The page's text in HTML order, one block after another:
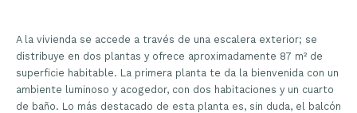
A la vivienda se accede a través de una escalera exterior; se
distribuye en dos plantas y ofrece aproximadamente 87 m² de
superficie habitable. La primera planta te da la bienvenida con un
ambiente luminoso y acogedor, con dos habitaciones y un cuarto
de baño. Lo más destacado de esta planta es, sin duda, el balcón